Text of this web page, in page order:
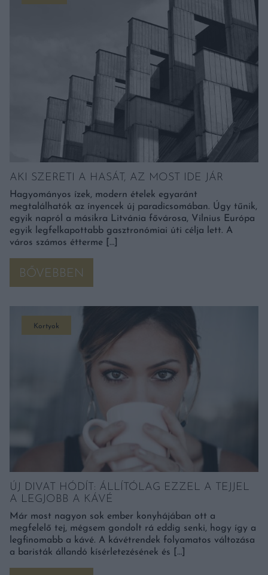
AKI SZERETI A HASÁT, AZ MOST IDE JÁR
Hagyományos ízek, modern ételek egyaránt
megtalálhatók az ínyencek új paradicsomában. Úgy tűnik,
egyik napról a másikra Litvánia fővárosa, Vilnius Európa
egyik legfelkapottabb gasztronómiai úti célja lett. A
város számos étterme […]
BŐVEBBEN
Kortyok
ÚJ DIVAT HÓDÍT: ÁLLÍTÓLAG EZZEL A TEJJEL
A LEGJOBB A KÁVÉ
Már most nagyon sok ember konyhájában ott a
megfelelő tej, mégsem gondolt rá eddig senki, hogy így a
legfinomabb a kávé. A kávétrendek folyamatos változása
a baristák állandó kísérletezésének és […]